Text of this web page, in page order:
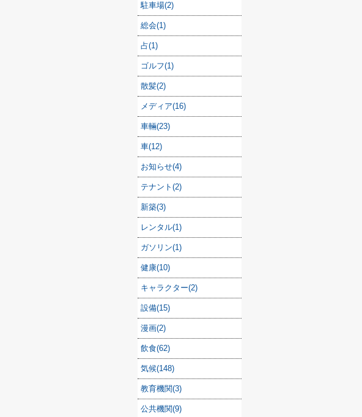
駐車場(2)
総会(1)
占(1)
ゴルフ(1)
散髪(2)
メディア(16)
車輛(23)
車(12)
お知らせ(4)
テナント(2)
新築(3)
レンタル(1)
ガソリン(1)
健康(10)
キャラクター(2)
設備(15)
漫画(2)
飲食(62)
気候(148)
教育機関(3)
公共機関(9)